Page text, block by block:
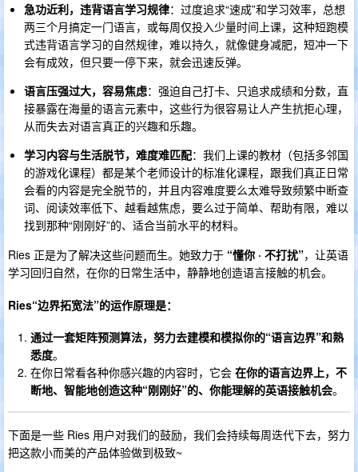
急功近利，违背语言学习规律：过度追求“速成”和学习效率，总想
两三个月搞定一门语言，或每周仅投入少量时间上课，这种短跑模
式违背语言学习的自然规律，难以持久，就像健身减肥，短冲一下
会有成效，但只要一停下来，就会迅速反弹。
语言压强过大，容易焦虑：强迫自己打卡、只追求成绩和分数，直
接暴露在海量的语言元素中，这些行为很容易让人产生抗拒心理，
从而失去对语言真正的兴趣和乐趣。
学习内容与生活脱节，难度难匹配：我们上课的教材（包括多邻国
的游戏化课程）都是某个老师设计的标准化课程，跟我们真正日常
会看的内容是完全脱节的，并且内容难度要么太难导致频繁中断查
词、阅读效率低下、越看越焦虑，要么过于简单、帮助有限，难以
找到那种“刚刚好”的、适合当前水平的材料。
Ries 正是为了解决这些问题而生。她致力于 “懂你 · 不打扰”，让英语
学习回归自然，在你的日常生活中，静静地创造语言接触的机会。
Ries“边界拓宽法”的运作原理是：
通过一套矩阵预测算法，努力去建模和模拟你的“语言边界”和熟
悉度。
在你日常看各种你感兴趣的内容时，它会 在你的语言边界上，不
断地、智能地创造这种“刚刚好”的、你能理解的英语接触机会。
下面是一些 Ries 用户对我们的鼓励，我们会持续每周迭代下去，努力
把这款小而美的产品体验做到极致~